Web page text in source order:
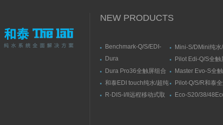
NEW PRODUCTS
Benchmark-Q/S/EDI-
直供水纯水/超纯水机
Mini-S/DMini纯水
水机
Dura
触屏智能型超纯水系统
Pilot Edi-Q/S全触
式纯水/超纯水系
Dura Pro36全触屏组合
式超纯水系统
Master Evo-S全
流量纯水/超纯水
和泰EDI touch纯水/超纯
水机
Pilot-Q/S/R和泰
纯水/超纯水机
R-DIS-I/II远程移动式取
Eco-S20/38/